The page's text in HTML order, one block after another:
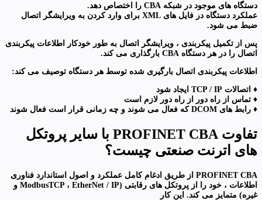
دستگاه های موجود در شبکه CBA را اختصاص دهد.
عملکرد دستگاه در فایل های XML برای وارد کردن به ویرایشگر اتصال
ضبط می شود.
پس از تکمیل پیکربندی ، ویرایشگر اتصال به طور خودکار اطلاعات پیکربندی
اتصال را در هر دستگاه CBA بارگذاری می کند.
اطلاعات پیکربندی اتصال بارگیری شده توسط هر دستگاه توصیف می کند:
♦ اتصالات TCP / IP ایجاد شود
♦ تماس از راه دور از راه دور لازم است
♦ رابط های DCOM که فعال می شوند و چه زمانی قرار است فعال شوند
تفاوت PROFINET CBA با سایر پروتکل
های اترنت صنعتی چیست؟
PROFINET CBA از طریق ادغام کامل عملکرد و اصول استاندارد فناوری
اطلاعات ، خود را از پروتکل های رقابتی (ModbusTCP ، EtherNet / IP و
غیره) متمایز می کند. این کار